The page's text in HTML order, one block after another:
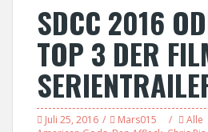
SDCC 2016
TOP 3 DER
Juli 25, 2016 Mars015 Alle